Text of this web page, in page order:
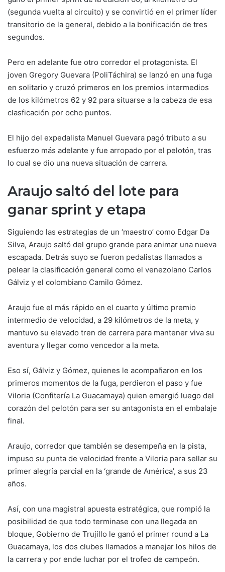
(segunda vuelta al circuito) y se convirtió en el primer líder
transitorio de la general, debido a la bonificación de tres
segundos.
Pero en adelante fue otro corredor el protagonista. El
joven Gregory Guevara (PoliTáchira) se lanzó en una fuga
en solitario y cruzó primeros en los premios intermedios
de los kilómetros 62 y 92 para situarse a la cabeza de esa
clasficación por ocho puntos.
El hijo del expedalista Manuel Guevara pagó tributo a su
esfuerzo más adelante y fue arropado por el pelotón, tras
lo cual se dio una nueva situación de carrera.
Araujo saltó del lote para
ganar sprint y etapa
Siguiendo las estrategias de un ‘maestro’ como Edgar Da
Silva, Araujo saltó del grupo grande para animar una nueva
escapada. Detrás suyo se fueron pedalistas llamados a
pelear la clasificación general como el venezolano Carlos
Gálviz y el colombiano Camilo Gómez.
Araujo fue el más rápido en el cuarto y último premio
intermedio de velocidad, a 29 kilómetros de la meta, y
mantuvo su elevado tren de carrera para mantener viva su
aventura y llegar como vencedor a la meta.
Eso sí, Gálviz y Gómez, quienes le acompañaron en los
primeros momentos de la fuga, perdieron el paso y fue
Viloria (Confitería La Guacamaya) quien emergió luego del
corazón del pelotón para ser su antagonista en el embalaje
final.
Araujo, corredor que también se desempeña en la pista,
impuso su punta de velocidad frente a Viloria para sellar su
primer alegría parcial en la ‘grande de América’, a sus 23
años.
Así, con una magistral apuesta estratégica, que rompió la
posibilidad de que todo terminase con una llegada en
bloque, Gobierno de Trujillo le ganó el primer round a La
Guacamaya, los dos clubes llamados a manejar los hilos de
la carrera y por ende luchar por el trofeo de campeón.